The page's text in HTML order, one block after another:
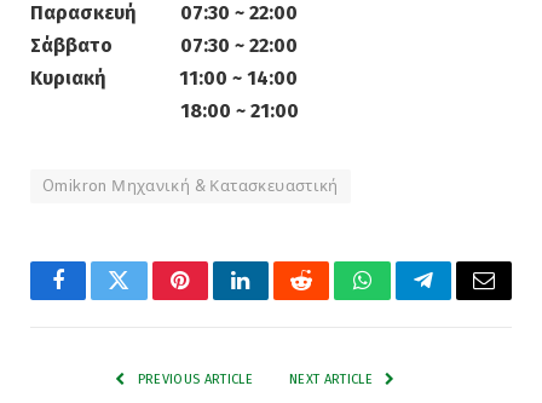
Παρασκευή 07:30 ~ 22:00
Σάββατο 07:30 ~ 22:00
Κυριακή 11:00 ~ 14:00
18:00 ~ 21:00
Omikron Μηχανική & Κατασκευαστική
FacebookTwitterPinterestLinkedInRedditWhatsAppTelegramEmail
PREVIOUS ARTICLE NEXT ARTICLE